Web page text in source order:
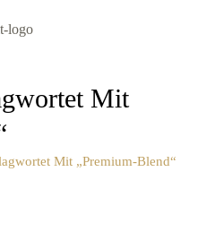
Mit
Mit „Premium-Blend“